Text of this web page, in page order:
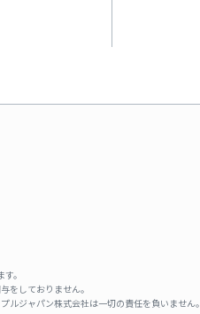
。
をしておりません。
ジャパン株式会社は一切の責任を負いません。